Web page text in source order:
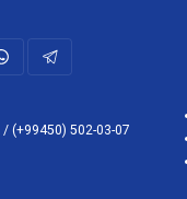
/ (+99450) 502-03-07